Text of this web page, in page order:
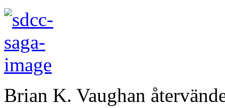
Brian K. Vaughan